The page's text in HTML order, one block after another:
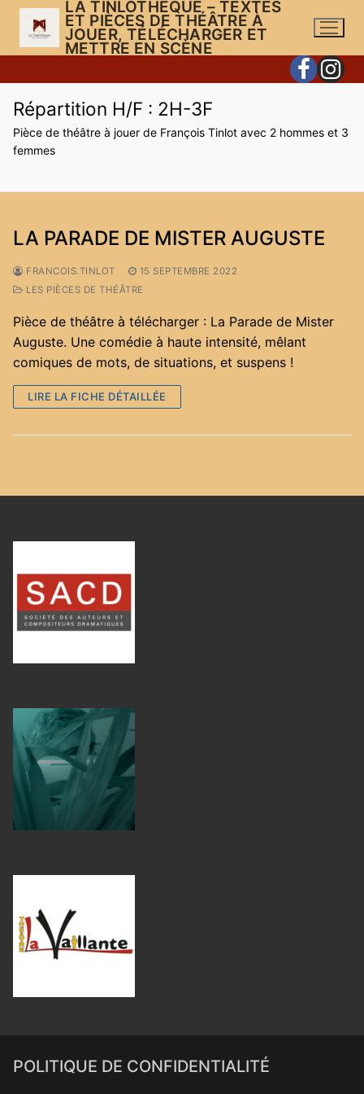
Aller
contenu
LA TINLOTHÈQUE – TEXTES
ET PIÈCES DE THÉÂTRE À
JOUER, TÉLÉCHARGER ET
METTRE EN SCÈNE
Répartition H/F : 2H-3F
Pièce de théâtre à jouer de François Tinlot avec 2 hommes et 3
femmes
LA PARADE DE MISTER AUGUSTE
FRANCOIS.TINLOT
15 SEPTEMBRE 2022
LES PIÈCES DE THÉÂTRE
Pièce de théâtre à télécharger : La Parade de Mister
Auguste. Une comédie à haute intensité, mêlant
comiques de mots, de situations, et suspens !
LIRE LA FICHE DÉTAILLÉE
POLITIQUE DE CONFIDENTIALITÉ